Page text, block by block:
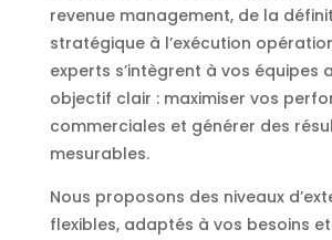
revenue management, de la
stratégique à l’exécution
experts s’intègrent à vos équipes
objectif clair : maximiser vos
commerciales et générer des
mesurables.
Nous proposons des niveaux
flexibles, adaptés à vos besoins